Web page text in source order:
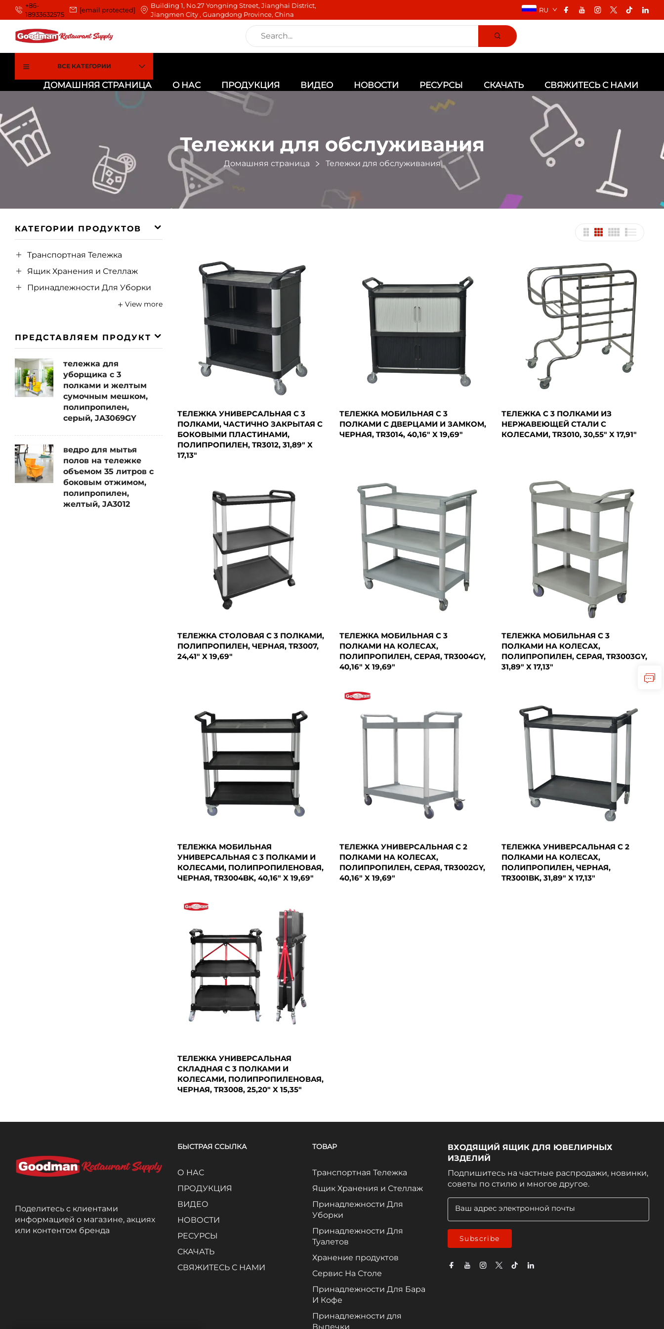
+86-
18933632575
[email protected]
Building 1, No.27 Yongning Street, Jianghai District,
Jiangmen City , Guangdong Province, China
RU
ВСЕ КАТЕГОРИИ
ДОМАШНЯЯ СТРАНИЦА О НАС ПРОДУКЦИЯ ВИДЕО НОВОСТИ РЕСУРСЫ СКАЧАТЬ СВЯЖИТЕСЬ С НАМИ
Тележки для обслуживания
Домашняя страница Тележки для обслуживания
КАТЕГОРИИ ПРОДУКТОВ
Транспортная Тележка
Ящик Хранения и Стеллаж
Принадлежности Для Уборки
View more
ПРЕДСТАВЛЯЕМ ПРОДУКТ
тележка для
уборщика с 3
полками и желтым
сумочным мешком,
полипропилен,
серый, JA3069GY
ведро для мытья
полов на тележке
объемом 35 литров с
боковым отжимом,
полипропилен,
желтый, JA3012
ТЕЛЕЖКА УНИВЕРСАЛЬНАЯ С 3
ПОЛКАМИ, ЧАСТИЧНО ЗАКРЫТАЯ С
БОКОВЫМИ ПЛАСТИНАМИ,
ПОЛИПРОПИЛЕН, TR3012, 31,89" X
17,13"
ТЕЛЕЖКА МОБИЛЬНАЯ С 3
ПОЛКАМИ С ДВЕРЦАМИ И ЗАМКОМ,
ЧЕРНАЯ, TR3014, 40,16" X 19,69"
ТЕЛЕЖКА С 3 ПОЛКАМИ ИЗ
НЕРЖАВЕЮЩЕЙ СТАЛИ С
КОЛЕСАМИ, TR3010, 30,55" X 17,91"
ТЕЛЕЖКА СТОЛОВАЯ С 3 ПОЛКАМИ,
ПОЛИПРОПИЛЕН, ЧЕРНАЯ, TR3007,
24,41" X 19,69"
ТЕЛЕЖКА МОБИЛЬНАЯ С 3
ПОЛКАМИ НА КОЛЕСАХ,
ПОЛИПРОПИЛЕН, СЕРАЯ, TR3004GY,
40,16" X 19,69"
ТЕЛЕЖКА МОБИЛЬНАЯ С 3
ПОЛКАМИ НА КОЛЕСАХ,
ПОЛИПРОПИЛЕН, СЕРАЯ, TR3003GY,
31,89" X 17,13"
ТЕЛЕЖКА МОБИЛЬНАЯ
УНИВЕРСАЛЬНАЯ С 3 ПОЛКАМИ И
КОЛЕСАМИ, ПОЛИПРОПИЛЕНОВАЯ,
ЧЕРНАЯ, TR3004BK, 40,16" X 19,69"
ТЕЛЕЖКА УНИВЕРСАЛЬНАЯ С 2
ПОЛКАМИ НА КОЛЕСАХ,
ПОЛИПРОПИЛЕН, СЕРАЯ, TR3002GY,
40,16" X 19,69"
ТЕЛЕЖКА УНИВЕРСАЛЬНАЯ С 2
ПОЛКАМИ НА КОЛЕСАХ,
ПОЛИПРОПИЛЕН, ЧЕРНАЯ,
TR3001BK, 31,89" X 17,13"
ТЕЛЕЖКА УНИВЕРСАЛЬНАЯ
СКЛАДНАЯ С 3 ПОЛКАМИ И
КОЛЕСАМИ, ПОЛИПРОПИЛЕНОВАЯ,
ЧЕРНАЯ, TR3008, 25,20" X 15,35"
Поделитесь с клиентами
информацией о магазине, акциях
или контентом бренда
БЫСТРАЯ ССЫЛКА
О НАС
ПРОДУКЦИЯ
ВИДЕО
НОВОСТИ
РЕСУРСЫ
СКАЧАТЬ
СВЯЖИТЕСЬ С НАМИ
ТОВАР
Транспортная Тележка
Ящик Хранения и Стеллаж
Принадлежности Для
Уборки
Принадлежности Для
Туалетов
Хранение продуктов
Сервис На Столе
Принадлежности Для Бара
И Кофе
Принадлежности для
Выпечки
ВХОДЯЩИЙ ЯЩИК ДЛЯ ЮВЕЛИРНЫХ
ИЗДЕЛИЙ
Подпишитесь на частные распродажи, новинки,
советы по стилю и многое другое.
Ваш адрес электронной почты
Subscribe